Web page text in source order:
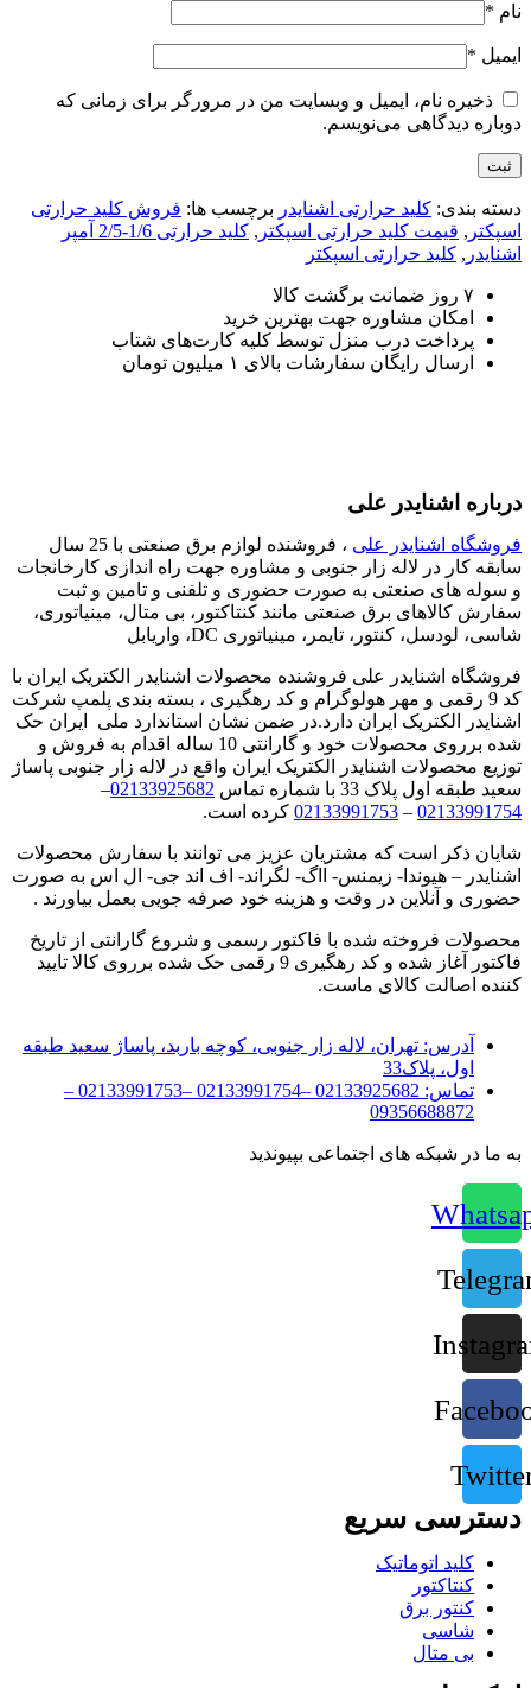
نام *
ایمیل *
ذخیره نام، ایمیل و وبسایت من در مرورگر برای زمانی که
دوباره دیدگاهی می‌نویسم.
دسته بندی: کلید حرارتی اشنایدر برچسب ها: فروش کلید حرارتی
اسپکتر , قيمت کلید حرارتی اسپکتر ,
کلید حرارتی 1/6-2/5 آمپر
اشنایدر , کلید حرارتی اسپکتر
۷ روز ضمانت برگشت کالا
امکان مشاوره جهت بهترین خرید
پرداخت درب منزل توسط کلیه کارت‌های شتاب
ارسال رایگان سفارشات بالای ۱ میلیون تومان
درباره اشنایدر علی
فروشگاه اشنایدر علی
، فروشنده لوازم برق صنعتی با 25 سال
سابقه کار در لاله زار جنوبی و مشاوره جهت راه اندازی کارخانجات
و سوله های صنعتی به صورت حضوری و تلفنی و تامین و ثبت
سفارش کالاهای برق صنعتی مانند کنتاکتور، بی متال، مینیاتوری،
شاسی، لودسل، کنتور، تایمر، مینیاتوری DC، واریابل
فروشگاه اشنایدر علی فروشنده محصولات اشنایدر الکتریک ایران با
کد 9 رقمی و مهر هولوگرام و کد رهگیری ، بسته بندی پلمپ شرکت
اشنایدر الکتریک ایران دارد.در ضمن نشان استاندارد ملی ایران حک
شده برروی محصولات خود و گارانتی 10 ساله اقدام به فروش و
توزیع محصولات اشنایدر الکتریک ایران واقع در لاله زار جنوبی پاساژ
سعید طبقه اول پلاک 33 با شماره تماس
02133925682
–
02133991754
–
02133991753 کرده است.
شایان ذکر است که مشتریان عزیز می توانند با سفارش محصولات
اشنایدر – هیوندا- زیمنس- ااگ- لگراند- اف اند جی- ال اس به صورت
حضوری و آنلاین در وقت و هزینه خود صرفه جویی بعمل بیاورند .
محصولات فروخته شده با فاکتور رسمی و شروع گارانتی از تاریخ
فاکتور آغاز شده و کد رهگیری 9 رقمی حک شده برروی کالا تایید
کننده اصالت کالای ماست.
آدرس: تهران، لاله زار جنوبی، کوچه باربد، پاساژ سعید طبقه
اول، پلاک33
تماس:
02133925682 –02133991754 –02133991753 –
09356688872
به ما در شبکه های اجتماعی بپیوندید
دسترسی سریع
کلید اتوماتیک
کنتاکتور
کنتور برق
شاسی
بی متال